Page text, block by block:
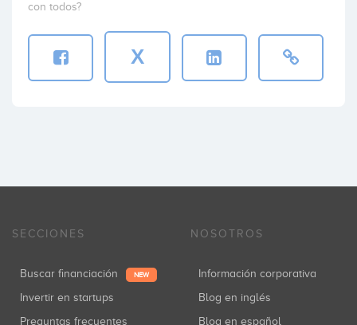
con todos?
X
SECCIONES
Buscar financiación NEW
Invertir en startups
Preguntas frecuentes
NOSOTROS
Información corporativa
Blog en inglés
Blog en español